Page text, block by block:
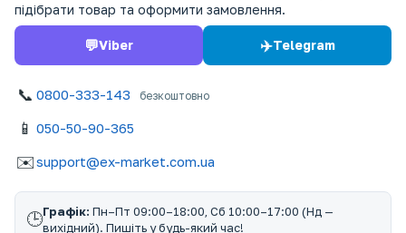
підібрати товар та оформити замовлення.
💬Viber ✈️Telegram
📞 0800-333-143 безкоштовно
📱 050-50-90-365
✉️support@ex-market.com.ua
🕒Графік: Пн–Пт 09:00–18:00, Сб 10:00–17:00 (Нд —
вихідний). Пишіть у будь-який час!